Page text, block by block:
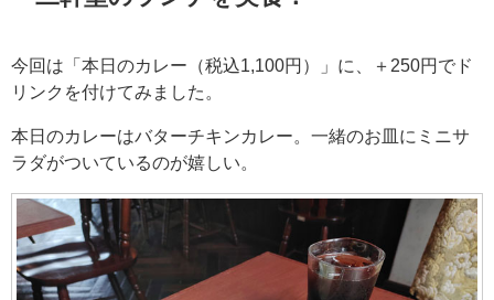
今回は「本日のカレー（税込1,100円）」に、＋250円でド
リンクを付けてみました。
本日のカレーはバターチキンカレー。一緒のお皿にミニサ
ラダがついているのが嬉しい。